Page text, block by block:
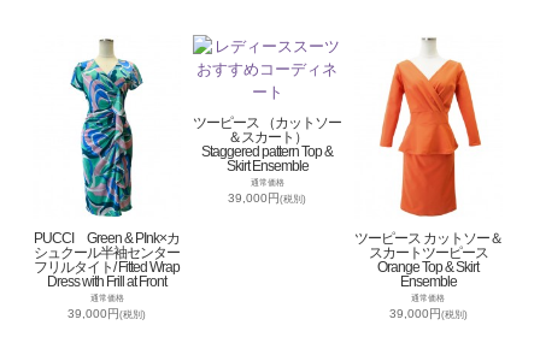
PUCCI Green & PInk×カ
シュクール半袖センター
フリルタイト/ Fitted Wrap
Dress with Frill at Front
通常価格
39,000円(税別)
ツーピース （カットソー
＆スカート）
Staggered pattern Top &
Skirt Ensemble
通常価格
39,000円(税別)
ツーピース カットソー＆
スカートツーピース
Orange Top & Skirt
Ensemble
通常価格
39,000円 (税別)